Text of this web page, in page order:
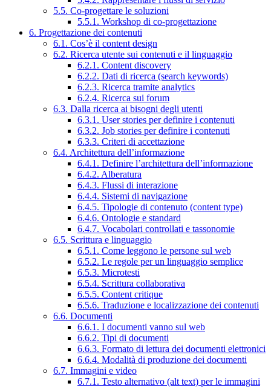
5.5. Co-progettare le soluzioni
5.5.1. Workshop di co-progettazione
6. Progettazione dei contenuti
6.1. Cos’è il content design
6.2. Ricerca utente sui contenuti e il linguaggio
6.2.1. Content discovery
6.2.2. Dati di ricerca (search keywords)
6.2.3. Ricerca tramite analytics
6.2.4. Ricerca sui forum
6.3. Dalla ricerca ai bisogni degli utenti
6.3.1. User stories per definire i contenuti
6.3.2. Job stories per definire i contenuti
6.3.3. Criteri di accettazione
6.4. Architettura dell’informazione
6.4.1. Definire l’architettura dell’informazione
6.4.2. Alberatura
6.4.3. Flussi di interazione
6.4.4. Sistemi di navigazione
6.4.5. Tipologie di contenuto (content type)
6.4.6. Ontologie e standard
6.4.7. Vocabolari controllati e tassonomie
6.5. Scrittura e linguaggio
6.5.1. Come leggono le persone sul web
6.5.2. Le regole per un linguaggio semplice
6.5.3. Microtesti
6.5.4. Scrittura collaborativa
6.5.5. Content critique
6.5.6. Traduzione e localizzazione dei contenuti
6.6. Documenti
6.6.1. I documenti vanno sul web
6.6.2. Tipi di documenti
6.6.3. Formato di lettura dei documenti elettronici
6.6.4. Modalità di produzione dei documenti
6.7. Immagini e video
6.7.1. Testo alternativo (alt text) per le immagini